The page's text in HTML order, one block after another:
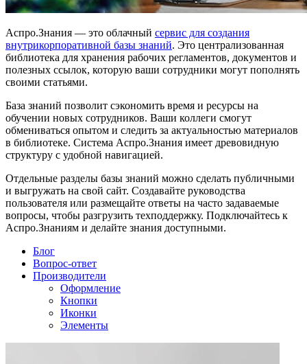
Аспро.Знания — это облачный сервис для создания
внутрикорпоративной базы знаний. Это централизованная
библиотека для хранения рабочих регламентов, документов и
полезных ссылок, которую ваши сотрудники могут пополнять
своими статьями.
База знаний позволит сэкономить время и ресурсы на
обучении новых сотрудников. Ваши коллеги смогут
обмениваться опытом и следить за актуальностью материалов
в библиотеке. Система Аспро.Знания имеет древовидную
структуру с удобной навигацией.
Отдельные разделы базы знаний можно сделать публичными
и выгружать на свой сайт. Создавайте руководства
пользователя или размещайте ответы на часто задаваемые
вопросы, чтобы разгрузить техподдержку. Подключайтесь к
Аспро.Знаниям и делайте знания доступными.
Блог
Вопрос-ответ
Производители
Оформление
Кнопки
Иконки
Элементы